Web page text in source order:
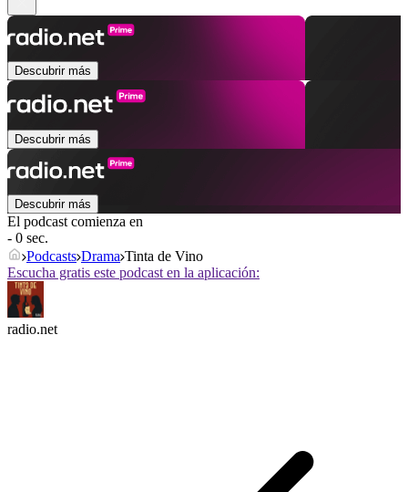
Descubrir más
Descubrir más
Descubrir más
El podcast comienza en
- 0 sec.
Podcasts Drama Tinta de Vino
Escucha gratis este podcast en la aplicación:
radio.net